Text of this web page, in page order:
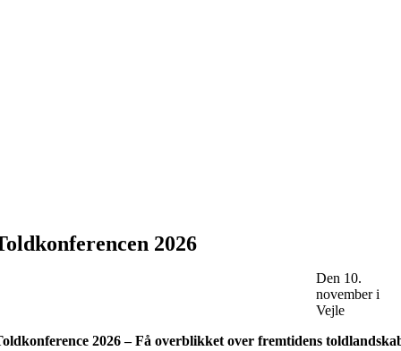
2026
Den 10.
november i
Vejle
2026 – Få overblikket over fremtidens